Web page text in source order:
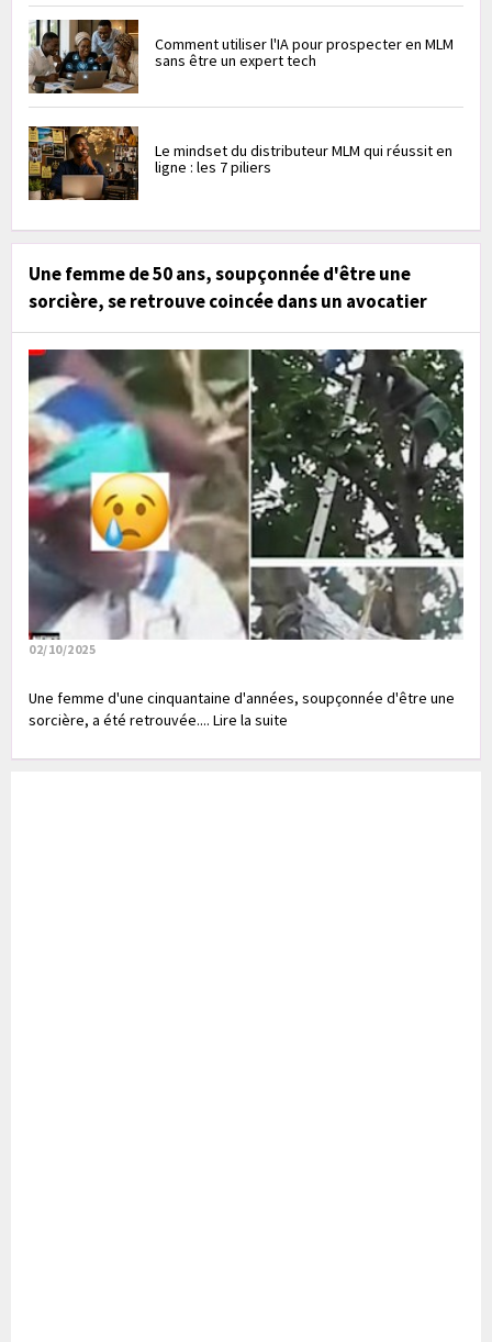
Comment utiliser l'IA pour prospecter en MLM
sans être un expert tech
Le mindset du distributeur MLM qui réussit en
ligne : les 7 piliers
Une femme de 50 ans, soupçonnée d'être une
sorcière, se retrouve coincée dans un avocatier
02/10/2025
Une femme d'une cinquantaine d'années, soupçonnée d'être une
sorcière, a été retrouvée.... Lire la suite